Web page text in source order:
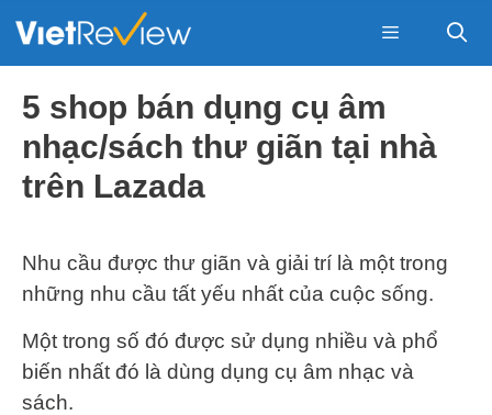
Menu
5 shop bán dụng cụ âm
nhạc/sách thư giãn tại nhà
trên Lazada
Nhu cầu được thư giãn và giải trí là một trong
những nhu cầu tất yếu nhất của cuộc sống.
Một trong số đó được sử dụng nhiều và phổ
biến nhất đó là dùng dụng cụ âm nhạc và
sách.